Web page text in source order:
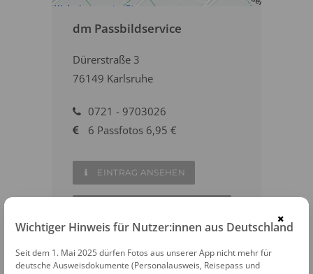
dm Passbildservice
Dürerstraße 3
76149 Karlsruhe
0721 - 9703026
6 Passfotos 6,95 €
EINTRAG ANSEHEN
×
Wichtiger Hinweis für Nutzer:innen aus Deutschland
Seit dem 1. Mai 2025 dürfen Fotos aus unserer App nicht mehr für
deutsche Ausweisdokumente (Personalausweis, Reisepass und